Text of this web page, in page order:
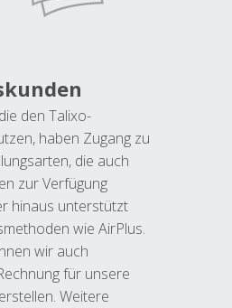
den Talixo-
haben Zugang zu
die auch
zur Verfügung
hinaus unterstützt
wie AirPlus.
wir auch
für unsere
Weitere